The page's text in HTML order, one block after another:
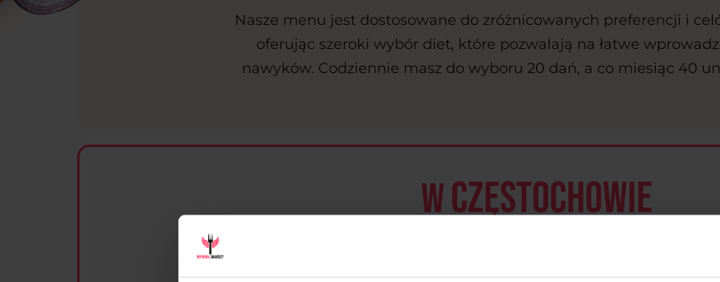
Nasze menu jest dostosowane do zróżnicowanych preferencji i
oferując szeroki wybór diet, które pozwalają na łatwe
nawyków. Codziennie masz do wyboru 20 dań, a co miesiąc 40
WCzęstochowie